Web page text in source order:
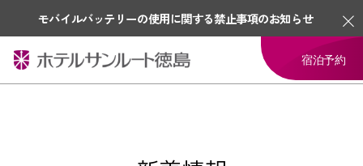
モバイルバッテリーの使用に関する禁止事項のお知らせ
宿泊予約